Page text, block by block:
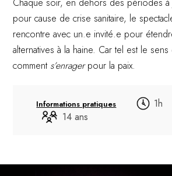
pour cause de crise sanitaire, le
rencontre avec un.e invité.e pour
alternatives à la haine. Car tel est le
comment s’enragerpour la paix.
Informations pratiques
1h
14 ans